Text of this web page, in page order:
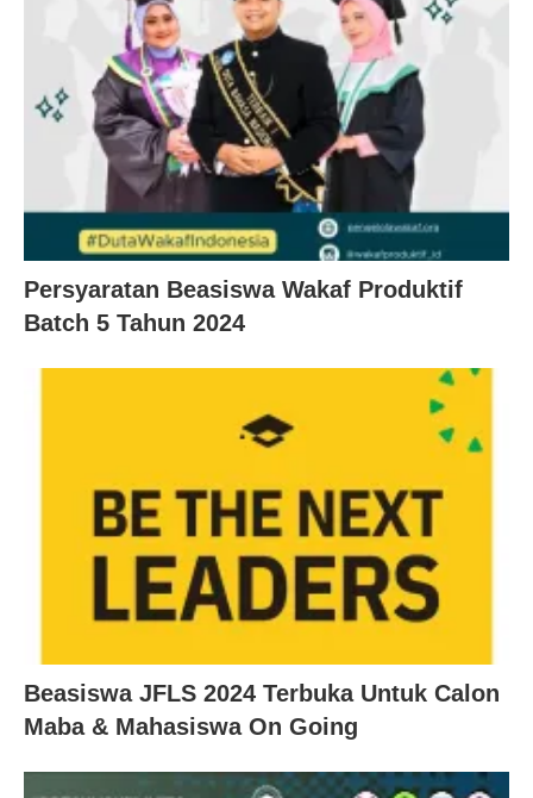
Persyaratan Beasiswa Wakaf Produktif
Batch 5 Tahun 2024
Beasiswa JFLS 2024 Terbuka Untuk Calon
Maba & Mahasiswa On Going